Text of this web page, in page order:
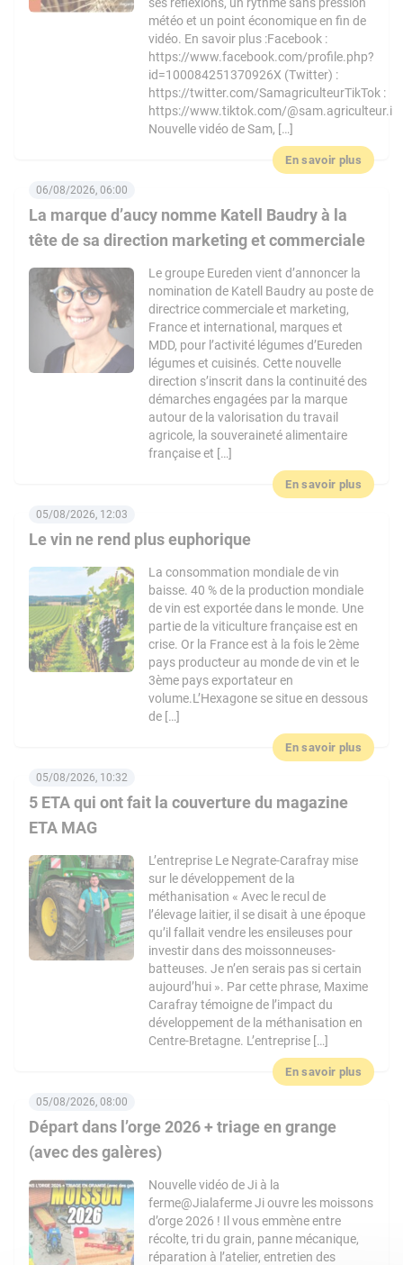
météo et un point économique en fin de
vidéo. En savoir plus :Facebook :
https://www.facebook.com/profile.php?
id=100084251370926X (Twitter) :
https://twitter.com/SamagriculteurTikTok :
https://www.tiktok.com/@sam.agriculteur.i
Nouvelle vidéo de Sam, […]
En savoir plus
La marque d’aucy nomme Katell Baudry à la
tête de sa direction marketing et commerciale
06/08/2026, 06:00
Le groupe Eureden vient d’annoncer la
nomination de Katell Baudry au poste de
directrice commerciale et marketing,
France et international, marques et
MDD, pour l’activité légumes d’Eureden
légumes et cuisinés. Cette nouvelle
direction s’inscrit dans la continuité des
démarches engagées par la marque
autour de la valorisation du travail
agricole, la souveraineté alimentaire
française et […]
En savoir plus
Le vin ne rend plus euphorique
05/08/2026, 12:03
La consommation mondiale de vin
baisse. 40 % de la production mondiale
de vin est exportée dans le monde. Une
partie de la viticulture française est en
crise. Or la France est à la fois le 2ème
pays producteur au monde de vin et le
3ème pays exportateur en
volume.L’Hexagone se situe en dessous
de […]
En savoir plus
5 ETA qui ont fait la couverture du magazine
ETA MAG
05/08/2026, 10:32
L’entreprise Le Negrate-Carafray mise
sur le développement de la
méthanisation « Avec le recul de
l’élevage laitier, il se disait à une époque
qu’il fallait vendre les ensileuses pour
investir dans des moissonneuses-
batteuses. Je n’en serais pas si certain
aujourd’hui ». Par cette phrase, Maxime
Carafray témoigne de l’impact du
développement de la méthanisation en
Centre-Bretagne. L’entreprise […]
En savoir plus
Départ dans l’orge 2026 + triage en grange
(avec des galères)
05/08/2026, 08:00
Nouvelle vidéo de Ji à la
ferme@Jialaferme Ji ouvre les moissons
d’orge 2026 ! Il vous emmène entre
récolte, tri du grain, panne mécanique,
réparation à l’atelier, entretien des